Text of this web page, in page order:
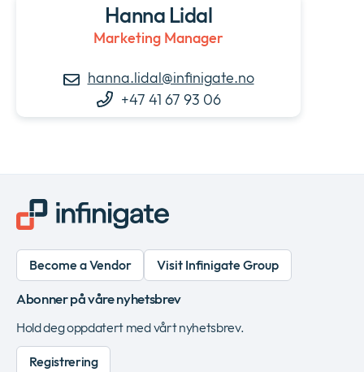
Hanna Lidal
Marketing Manager
hanna.lidal@infinigate.no
+47 41 67 93 06
Become a Vendor Visit Infinigate Group
Abonner på våre nyhetsbrev
Hold deg oppdatert med vårt nyhetsbrev.
Registrering